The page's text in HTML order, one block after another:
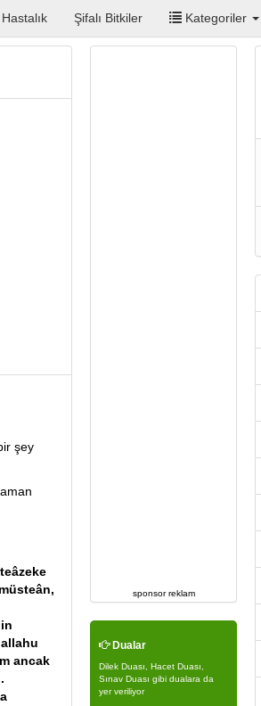
Hastalık Şifalı Bitkiler Kategoriler
şey
ancak
sponsor reklam
Dualar
Dilek Duası, Hacet Duası,
Sınav Duası gibi dualara da
yer veriliyor